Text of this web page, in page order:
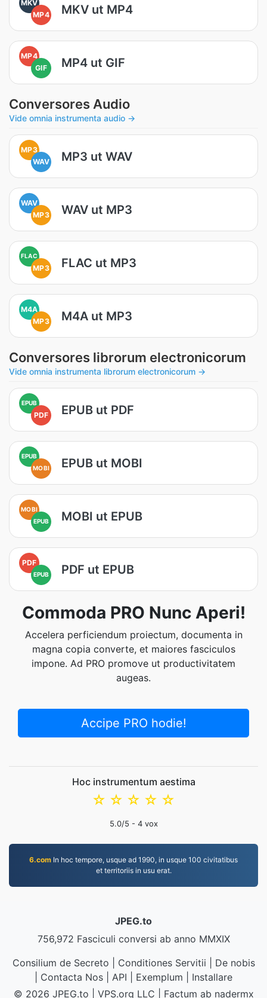
MKV
MP4
MKV ut MP4
MP4
GIF
MP4 ut GIF
Conversores Audio
Vide omnia instrumenta audio →
MP3
WAV
MP3 ut WAV
WAV
MP3
WAV ut MP3
FLAC
MP3 FLAC ut MP3
M4A
MP3
M4A ut MP3
Conversores librorum electronicorum
Vide omnia instrumenta librorum electronicorum →
EPUB
PDF EPUB ut PDF
EPUB
MOBI
EPUB ut MOBI
MOBI
EPUB
MOBI ut EPUB
PDF
EPUB PDF ut EPUB
Commoda PRO Nunc Aperi!
Accelera perficiendum proiectum, documenta in
magna copia converte, et maiores fasciculos
impone. Ad PRO promove ut productivitatem
augeas.
Accipe PRO hodie!
Hoc instrumentum aestima
☆
☆
☆
☆
☆
5.0/5 - 4vox
6.com In hoc tempore, usque ad 1990, in usque 100 civitatibus
et territoriis in usu erat.
JPEG.to
756,972 Fasciculi conversi ab anno MMXIX
Consilium de Secreto
Conditiones Servitii
De nobis
Contacta Nos API Exemplum
Installare
© 2026 JPEG.to
VPS.org LLC | Factum ab nadermx